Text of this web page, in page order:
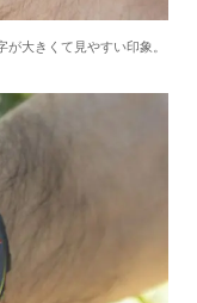
大きくて見やすい印象。